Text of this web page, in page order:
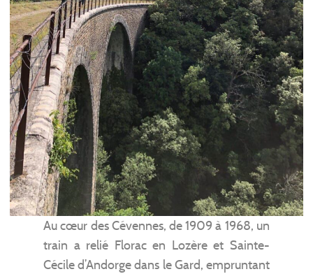
Au cœur des Cévennes, de 1909 à 1968, un
train a relié Florac en Lozère et Sainte-
Cécile d’Andorge dans le Gard, empruntant